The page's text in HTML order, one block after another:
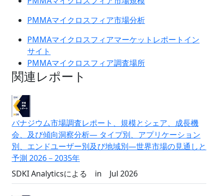
PMMAマイクロスフィア市場分析
PMMAマイクロスフィアマーケットレポートイン
サイト
PMMAマイクロスフィア調査場所
関連レポート
バナジウム市場調査レポート、規模とシェア、成長機
会、及び傾向洞察分析― タイプ別、アプリケーション
別、エンドユーザー別及び地域別―世界市場の見通しと
予測 2026－2035年
SDKI Analyticsによる
in Jul 2026